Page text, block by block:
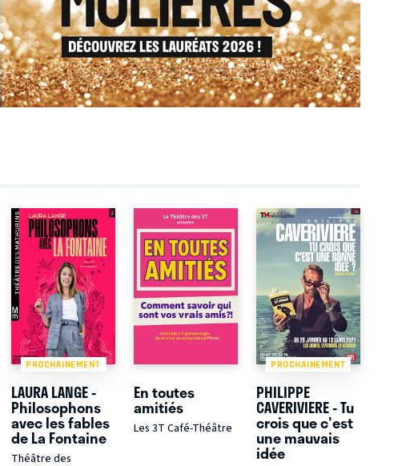
PROCHAINEMENT
LAURA LANGE -
Philosophons
avec les fables
de La Fontaine
Théâtre des
En toutes
amitiés
Les 3T Café-Théâtre
PROCHAINEMENT
PHILIPPE
CAVERIVIERE - Tu
crois que c'est
une mauvais
idée